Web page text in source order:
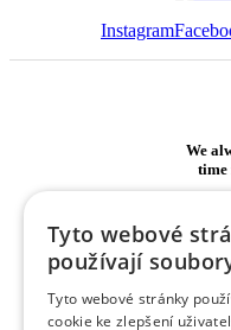
Instagram
We
time
Tyto webové
používají
Tyto webové stránky
cookie ke zlepšení